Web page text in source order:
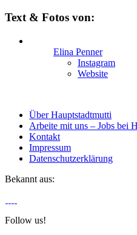
Text & Fotos von:
Elina Penner
Instagram
Website
Über Hauptstadtmutti
Arbeite mit uns – Jobs bei
Kontakt
Impressum
Datenschutzerklärung
Bekannt aus:
Follow us!